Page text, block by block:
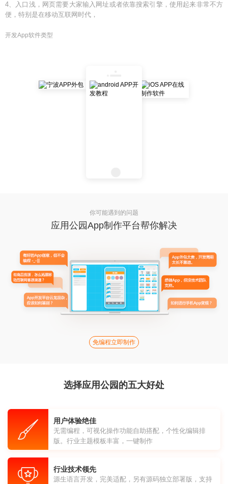
4、入口浅，网页需要大家输入网址或者依靠搜索引擎，使用起来非常不方
便，特别是在移动互联网时代，
开发App软件类型
你可能遇到的问题
应用公园App制作平台帮你解决
免编程立即制作
选择应用公园的五大好处
用户体验绝佳
无需编程，可视化操作功能自助搭配，个性化编辑排
版。行业主题模板丰富，一键制作
行业技术领先
源生语言开发，完美适配，另有源码独立部署版，支持